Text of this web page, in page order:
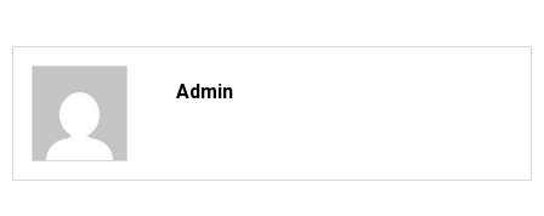
Admin